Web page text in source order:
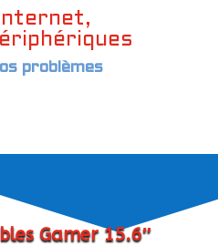
problèmes
Gamer 15.6″